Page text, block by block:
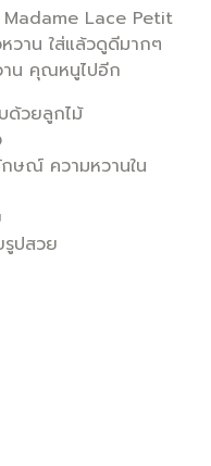
Madame Lace Petit
วาน ใส่แล้วดูดีมากๆ
าน คุณหนูไปอีก
ด้วยลูกไม้
ษณ์ ความหวานใน
รูปสวย